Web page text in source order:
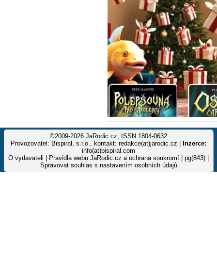
©2009-2026 JaRodic.cz, ISSN 1804-0632
Provozovatel: Bispiral, s.r.o., kontakt: redakce(at)jarodic.cz |
Inzerce:
info(at)bispiral.com
O vydavateli
Pravidla webu JaRodic.cz a ochrana soukromí | pg(843) |
Spravovat souhlas s nastavením osobních údajů